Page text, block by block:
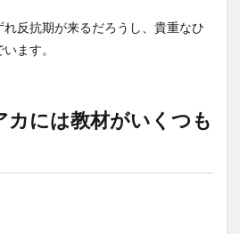
反抗期が来るだろうし、貴重なひ
ます。
カには教材がいくつも